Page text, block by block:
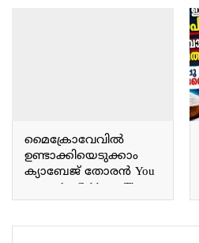
മൈക്രോവേവിൽ
ഉണ്ടാക്കിയെടുക്കാം
ക്യാബേജ് തോരൻ You
can make Cabbage Thoran
in the microwave.